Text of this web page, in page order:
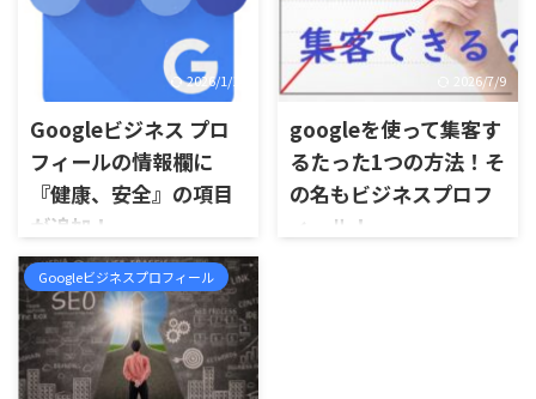
2026/1/14
Googleビジネス プロ
フィールの情報欄に
『健康、安全』の項目
が追加！
Googleビジネス プロフィール
の情報の欄の特徴項目に、
『健康、安全』の属性が追加
できるようになりました。 コ
ロナウイルス対策を行っている
かどうか、お店の情報を追加
2026/7/9
googleを使って集客す
るたった1つの方法！そ
の名もビジネスプロフ
ィール！
Googleビジネスプロフィール